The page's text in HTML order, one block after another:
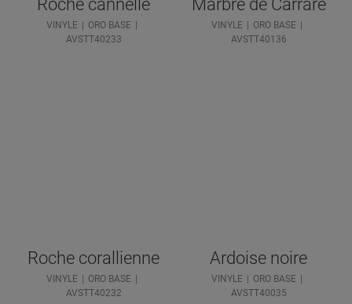
Roche cannelle
VINYLE
ORO BASE
AVSTT40233
Marbre de Carrare
VINYLE
ORO BASE
AVSTT40136
Roche corallienne
VINYLE
ORO BASE
AVSTT40232
Ardoise noire
VINYLE
ORO BASE
AVSTT40035